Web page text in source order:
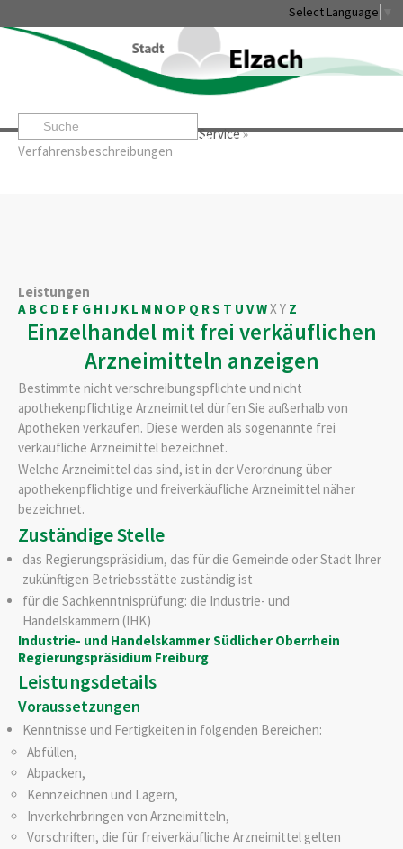
Select Language
Startseite» »Service»
Verfahrensbeschreibungen
Leben & Erleben Rathaus & Service
Leistungen
A B C D E F G H IJ K L M N O P Q RS T U VWXY Z
Einzelhandel mit frei verkäuflichen
Arzneimitteln anzeigen
Bestimmte nicht verschreibungspflichte und nicht
apothekenpflichtige Arzneimittel dürfen Sie außerhalb von
Apotheken verkaufen. Diese werden als sogenannte frei
verkäufliche Arzneimittel bezeichnet.
Welche Arzneimittel das sind, ist in der Verordnung über
apothekenpflichtige und freiverkäufliche Arzneimittel näher
bezeichnet.
Zuständige Stelle
das Regierungspräsidium, das für die Gemeinde oder Stadt Ihrer
zukünftigen Betriebsstätte zuständig ist
für die Sachkenntnisprüfung: die Industrie- und
Handelskammern (IHK)
Industrie- und Handelskammer Südlicher Oberrhein
Regierungspräsidium Freiburg
Leistungsdetails
Voraussetzungen
Kenntnisse und Fertigkeiten in folgenden Bereichen:
Abfüllen,
Abpacken,
Kennzeichnen und Lagern,
Inverkehrbringen von Arzneimitteln,
Vorschriften, die für freiverkäufliche Arzneimittel gelten